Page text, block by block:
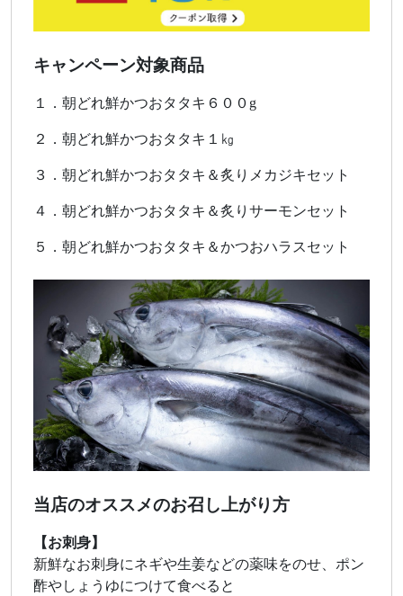
キャンペーン対象商品
１．朝どれ鮮かつおタタキ６００g
２．朝どれ鮮かつおタタキ１㎏
３．朝どれ鮮かつおタタキ＆炙りメカジキセット
４．朝どれ鮮かつおタタキ＆炙りサーモンセット
５．朝どれ鮮かつおタタキ＆かつおハラスセット
当店のオススメのお召し上がり方
【お刺身】
新鮮なお刺身にネギや生姜などの薬味をのせ、ポン
酢やしょうゆにつけて食べると